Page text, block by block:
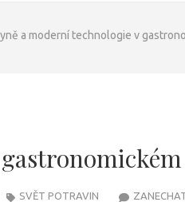
a moderní technologie v
SVĚT POTRAVIN